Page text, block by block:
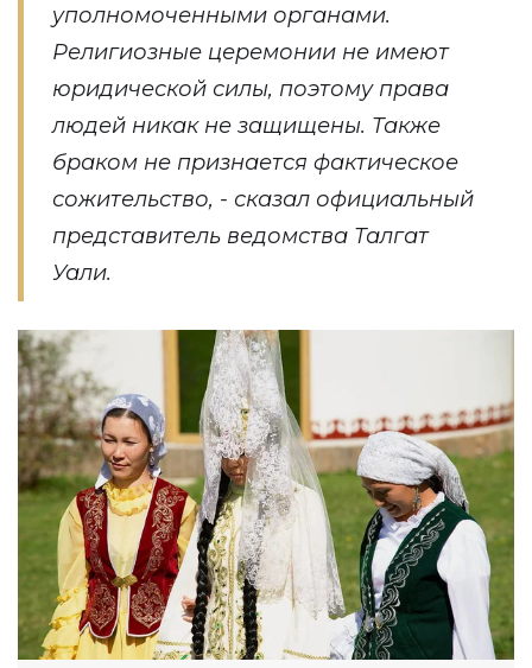
уполномоченными органами.
Религиозные церемонии не имеют
юридической силы, поэтому права
людей никак не защищены. Также
браком не признается фактическое
сожительство, - сказал официальный
представитель ведомства Талгат
Уали.